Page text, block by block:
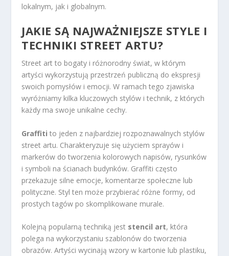
lokalnym, jak i globalnym.
JAKIE SĄ NAJWAŻNIEJSZE STYLE I
TECHNIKI STREET ARTU?
Street art to bogaty i różnorodny świat, w którym
artyści wykorzystują przestrzeń publiczną do ekspresji
swoich pomysłów i emocji. W ramach tego zjawiska
wyróżniamy kilka kluczowych stylów i technik, z których
każdy ma swoje unikalne cechy.
Graffiti to jeden z najbardziej rozpoznawalnych stylów
street artu. Charakteryzuje się użyciem sprayów i
markerów do tworzenia kolorowych napisów, rysunków
i symboli na ścianach budynków. Graffiti często
przekazuje silne emocje, komentarze społeczne lub
polityczne. Styl ten może przybierać różne formy, od
prostych tagów po skomplikowane murale.
Kolejną popularną techniką jest stencil art, która
polega na wykorzystaniu szablonów do tworzenia
obrazów. Artyści wycinają wzory w kartonie lub plastiku,